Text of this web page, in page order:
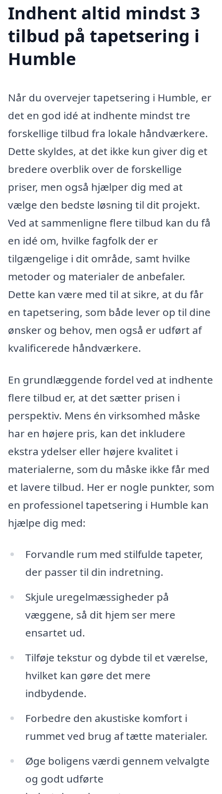
Indhent altid mindst 3
tilbud på tapetsering i
Humble
Når du overvejer tapetsering i Humble, er
det en god idé at indhente mindst tre
forskellige tilbud fra lokale håndværkere.
Dette skyldes, at det ikke kun giver dig et
bredere overblik over de forskellige
priser, men også hjælper dig med at
vælge den bedste løsning til dit projekt.
Ved at sammenligne flere tilbud kan du få
en idé om, hvilke fagfolk der er
tilgængelige i dit område, samt hvilke
metoder og materialer de anbefaler.
Dette kan være med til at sikre, at du får
en tapetsering, som både lever op til dine
ønsker og behov, men også er udført af
kvalificerede håndværkere.
En grundlæggende fordel ved at indhente
flere tilbud er, at det sætter prisen i
perspektiv. Mens én virksomhed måske
har en højere pris, kan det inkludere
ekstra ydelser eller højere kvalitet i
materialerne, som du måske ikke får med
et lavere tilbud. Her er nogle punkter, som
en professionel tapetsering i Humble kan
hjælpe dig med:
Forvandle rum med stilfulde tapeter,
der passer til din indretning.
Skjule uregelmæssigheder på
væggene, så dit hjem ser mere
ensartet ud.
Tilføje tekstur og dybde til et værelse,
hvilket kan gøre det mere
indbydende.
Forbedre den akustiske komfort i
rummet ved brug af tætte materialer.
Øge boligens værdi gennem velvalgte
og godt udførte